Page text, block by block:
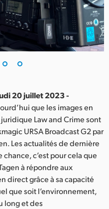
20 juillet 2023 -
que les images en
Law and Crime sont
URSA Broadcast G2 par
Les actualités de dernière
c’est pour cela que
à répondre aux
direct grâce à sa capacité
que soit l’environnement,
long et des